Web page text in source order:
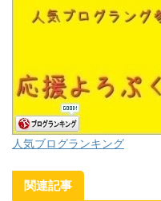
人気ブログランキング
関連記事